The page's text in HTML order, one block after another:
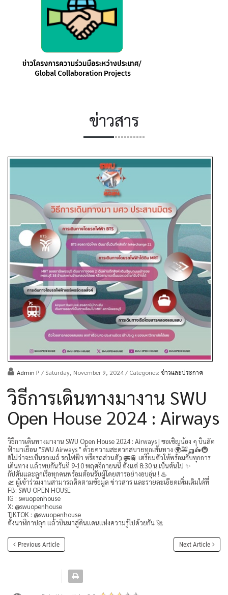
ข่าวสาร
Admin P / Saturday, November 9, 2024/ Categories: ข่าวและประกาศ
วิธีการเดินทางมางาน SWU
Open House 2024 : Airways
วิธีการเดินทางมางาน SWU Open House 2024 : Airways | ขอเชิญน้อง ๆ บินลัด
ฟ้ามาเยือน "SWU Airways " ด้วยความสะดวกสบายทุกเส้นทาง 🌍🚕🛺🛵🚇
🚦ไม่ว่าจะเป็นรถเมล์ รถไฟฟ้า หรือรถส่วนตัว 🚌🚆 เตรียมตัวให้พร้อมกับทุกการ
เดินทาง แล้วพบกันวันที่ 9-10 พฤศจิกายนนี้ ตั้งแต่ 8:30 น.เป็นต้นไป ✨
กัปตันและลูกเรือทุกคนพร้อมต้อนรับผู้โดยสารอย่างอบอุ่น ! ♨️
🛫 ผู้เข้าร่วมงานสามารถติดตามข้อมูล ข่าวสาร และรายละเอียดเพิ่มเติมได้ที่
FB: SWU OPEN HOUSE
IG : swuopenhouse
X: @swuopenhouse
TIKTOK : @swuopenhouse
ตั้งนาฬิกาปลุก แล้วบินมาสู่ดินแดนแห่งความรู้ไปด้วยกัน 🚀
Previous Article Next Article